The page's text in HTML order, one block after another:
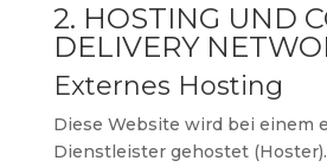
2. HOSTING UND
DELIVERY
Externes Hosting
Diese Website wird bei einem
Dienstleister gehostet